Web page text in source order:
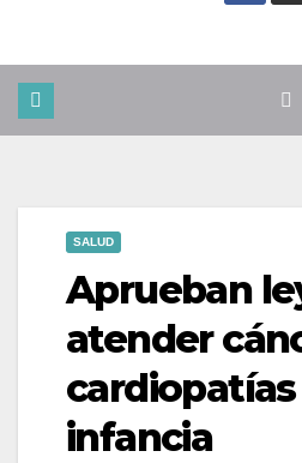
SALUD
Aprueban
atender
infancia